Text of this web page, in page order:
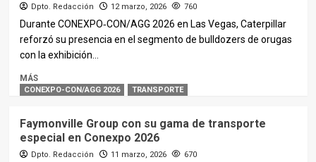
Dpto. Redacción 12 marzo, 2026 760
Durante CONEXPO‑CON/AGG 2026 en Las Vegas, Caterpillar
reforzó su presencia en el segmento de bulldozers de orugas
con la exhibición...
MÁS
CONEXPO-CON/AGG 2026 TRANSPORTE
Faymonville Group con su gama de transporte
especial en Conexpo 2026
Dpto. Redacción 11 marzo, 2026 670